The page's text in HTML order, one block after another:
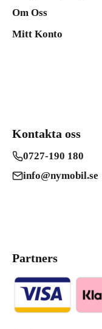
Om Oss
Mitt Konto
Kontakta oss
0727-190 180
info@nymobil.se
Partners